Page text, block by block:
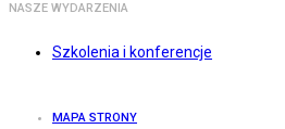
NASZE WYDARZENIA
Szkolenia i konferencje
MAPA STRONY